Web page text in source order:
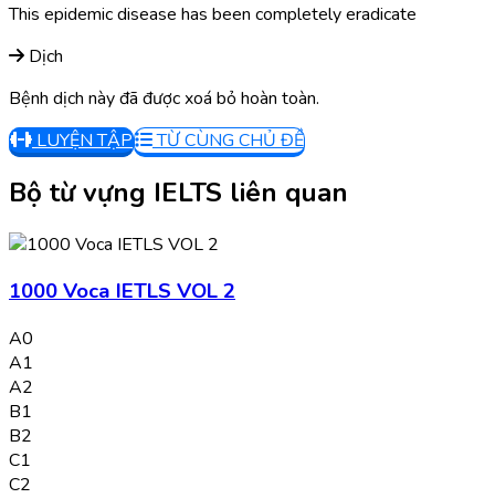
This epidemic disease has been completelyeradicate
Dịch
Bệnh dịch này đã được xoá bỏ hoàn toàn.
LUYỆN TẬP
TỪ CÙNG CHỦ ĐỀ
Bộ từ vựng IELTS liên quan
1000 Voca IETLS VOL 2
A0
A1
A2
B1
B2
C1
C2